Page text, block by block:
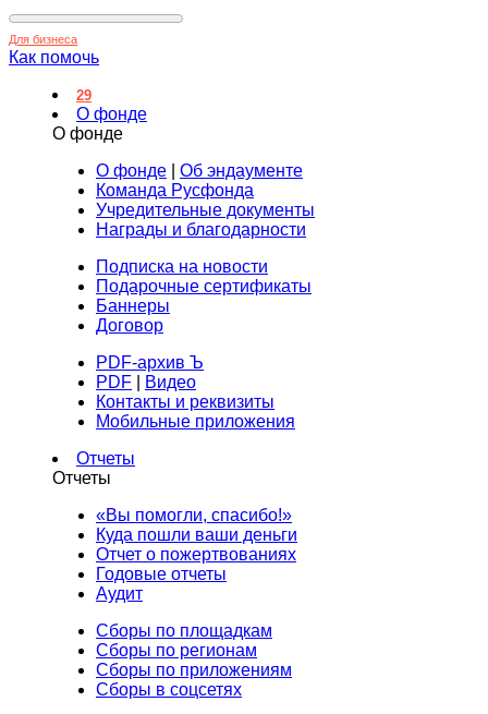
Для бизнеса
Как помочь
29
О фонде
О фонде
О фонде
Об эндаументе
Команда Русфонда
Учредительные документы
Награды и благодарности
Подписка на новости
Подарочные сертификаты
Баннеры
Договор
PDF-архив Ъ
PDF
Видео
Контакты и реквизиты
Мобильные приложения
Отчеты
Отчеты
«Вы помогли, спасибо!»
Куда пошли ваши деньги
Отчет о пожертвованиях
Годовые отчеты
Аудит
Сборы по площадкам
Сборы по регионам
Сборы по приложениям
Сборы в соцсетях